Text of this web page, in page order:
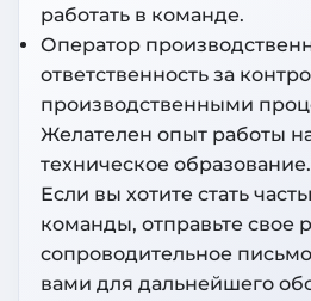
работать в команде.
Оператор
ответственность за
производственными
Желателен опыт работы
техническое образование.
Если вы хотите стать
команды, отправьте свое
сопроводительное
вами для дальнейшего